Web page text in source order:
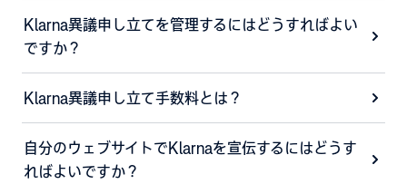
Klarna異議申し立てを管理するにはどうすればよい
ですか？
Klarna異議申し立て手数料とは？
自分のウェブサイトでKlarnaを宣伝するにはどうす
ればよいですか？